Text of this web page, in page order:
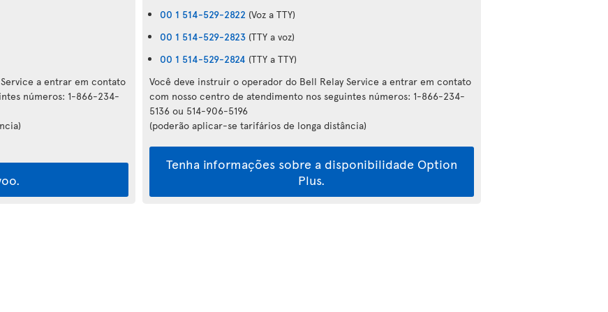
a entrar em contato
números: 1-866-234-
00 1 514-529-2822 (Voz a TTY)
00 1 514-529-2823 (TTY a voz)
00 1 514-529-2824 (TTY a TTY)
Você deve instruir o operador do Bell Relay Service a entrar em contato
com nosso centro de atendimento nos seguintes números: 1-866-234-
5136 ou 514-906-5196
(poderão aplicar-se tarifários de longa distância)
Tenha informações sobre a disponibilidade Option
Plus.